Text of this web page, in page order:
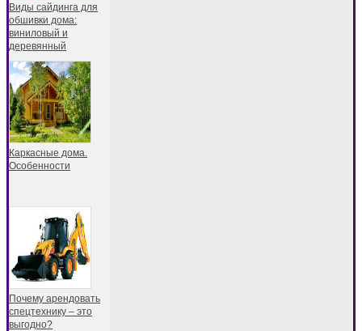
Виды сайдинга для
обшивки дома:
виниловый и
деревянный
Каркасные дома.
Особенности
Почему арендовать
спецтехнику – это
выгодно?